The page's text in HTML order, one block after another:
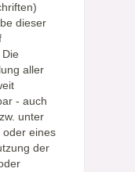
dieser
Die
aller
- auch
unter
oder eines
der